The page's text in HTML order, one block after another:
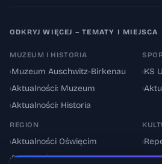
ODKRYJ WIĘCEJ – TEMATY I MIEJSCA
MUZEUM I HISTORIA
›Muzeum Auschwitz-Birkenau
›Aktualności: Muzeum
›Aktualności: Historia
›KS
›
REGION
›Aktualności Oświęcim
›Powiat oświęcimski
›
›